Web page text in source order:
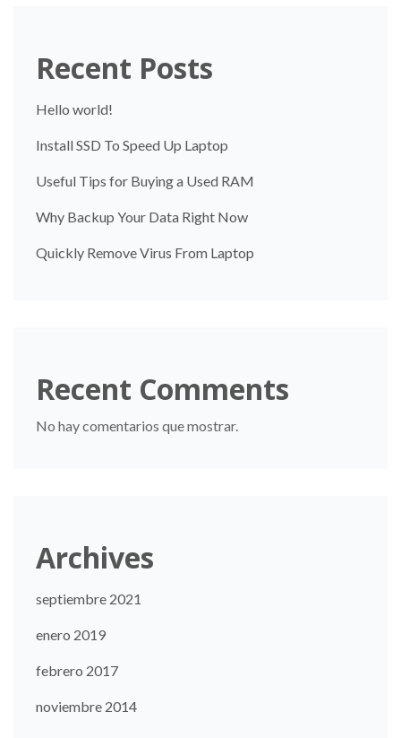
Recent Posts
Hello world!
Install SSD To Speed Up Laptop
Useful Tips for Buying a Used RAM
Why Backup Your Data Right Now
Quickly Remove Virus From Laptop
Recent Comments
No hay comentarios que mostrar.
Archives
septiembre 2021
enero 2019
febrero 2017
noviembre 2014